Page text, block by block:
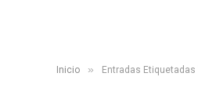
Inicio » Entradas